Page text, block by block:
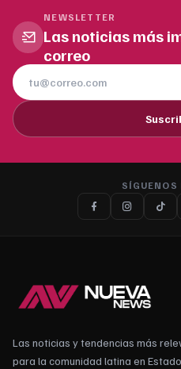
NEWSLETTER
Las noticias más
correo
SÍGUENOS
Las noticias y tendencias más
para la comunidad latina en